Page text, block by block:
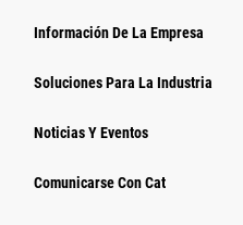
Información De La Empresa
Soluciones Para La Industria
Noticias Y Eventos
Comunicarse Con Cat